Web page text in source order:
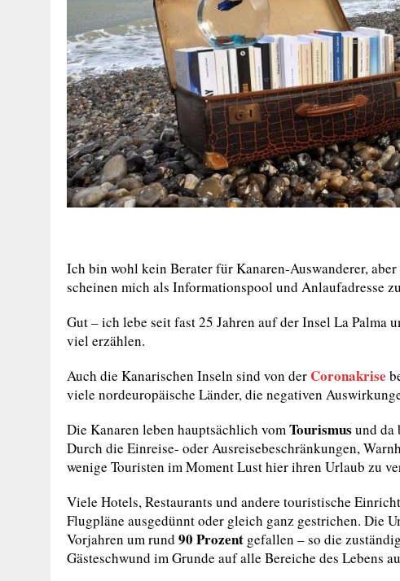
Ich bin wohl kein Berater für Kanaren-Auswanderer, aber
scheinen mich als Informationspool und Anlaufadresse
Gut – ich lebe seit fast 25 Jahren auf der Insel La Palma
viel erzählen.
Auch die Kanarischen Inseln sind von der Coronakrise
viele nordeuropäische Länder, die negativen
Die Kanaren leben hauptsächlich vomTourismus und da
Durch die Einreise- oder Ausreisebeschränkungen,
wenige Touristen im Moment Lust hier ihren Urlaub zu
Viele Hotels, Restaurants und andere touristische
Flugpläne ausgedünnt oder gleich ganz gestrichen. Die
Vorjahren um rund 90 Prozent gefallen – so die
Gästeschwund im Grunde auf alle Bereiche des Lebens